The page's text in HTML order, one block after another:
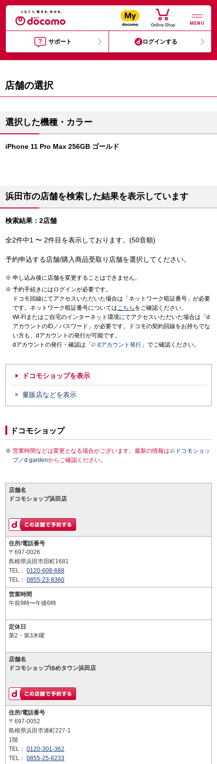
MENU
サポート ログインする
店舗の選択
選択した機種・カラー
iPhone 11 Pro Max 256GB ゴールド
浜田市の店舗を検索した結果を表示しています
検索結果：2店舗
全2件中1 〜 2件目を表示しております。(50音順)
予約申込する店舗/購入商品受取り店舗を選択してください。
申し込み後に店舗を変更することはできません。
予約手続きにはログインが必要です。
ドコモ回線にてアクセスいただいた場合は「ネットワーク暗証番号」が必要
です。ネットワーク暗証番号についてはこちら をご確認ください。
Wi-Fiまたはご自宅のインターネット環境にてアクセスいただいた場合は「d
アカウントのID／パスワード」が必要です。ドコモの契約回線をお持ちでな
い方も、dアカウントの発行が可能です。
dアカウントの発行・確認は「
dアカウント発行 」でご確認ください。
ドコモショップを表示
量販店などを表示
ドコモショップ
営業時間などは変更となる場合がございます。最新の情報は
ドコモショッ
プ／d gardenからご確認ください。
店舗名
ドコモショップ浜田店
住所/電話番号
〒697-0026
島根県浜田市田町1681
TEL： 0120-608-688
TEL： 0855-23-8360
営業時間
午前9時〜午後6時
定休日
第2・第3木曜
店舗名
ドコモショップゆめタウン浜田店
住所/電話番号
〒697-0052
島根県浜田市港町227-1
1階
TEL： 0120-301-362
TEL： 0855-25-6233